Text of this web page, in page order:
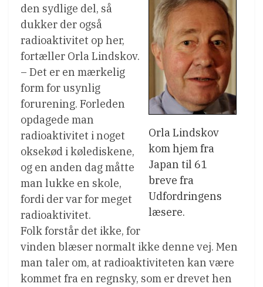
Orla Lindskov
kom hjem fra
Japan til 61
breve fra
Udfordringens
læsere.
den sydlige del, så
dukker der også
radioaktivitet op her,
fortæller Orla Lindskov.
– Det er en mærkelig
form for usynlig
forurening. Forleden
opdagede man
radioaktivitet i noget
oksekød i kølediskene,
og en anden dag måtte
man lukke en skole,
fordi der var for meget
radioaktivitet.
Folk forstår det ikke, for
vinden blæser normalt ikke denne vej. Men
man taler om, at radioaktiviteten kan være
kommet fra en regnsky, som er drevet hen